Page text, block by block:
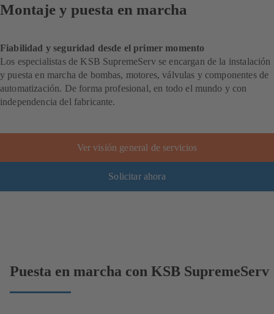
Montaje y puesta en marcha
Fiabilidad y seguridad desde el primer momento
Los especialistas de KSB SupremeServ se encargan de la instalación
y puesta en marcha de bombas, motores, válvulas y componentes de
automatización. De forma profesional, en todo el mundo y con
independencia del fabricante.
Ver visión general de servicios
Solicitar ahora
Puesta en marcha con KSB SupremeServ